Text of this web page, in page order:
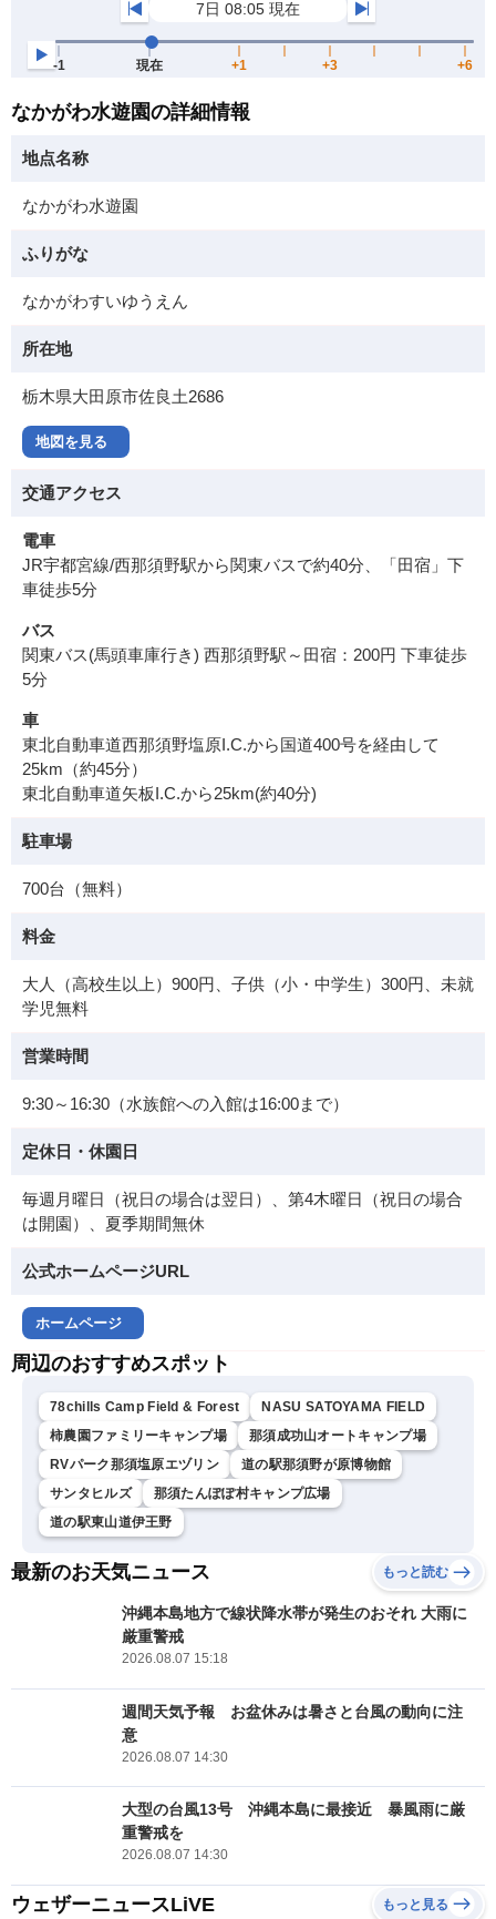
なかがわ水遊園の詳細情報
地点名称
なかがわ水遊園
ふりがな
なかがわすいゆうえん
所在地
栃木県大田原市佐良土2686
地図を見る
交通アクセス
電車
JR宇都宮線/西那須野駅から関東バスで約40分、「田宿」下
車徒歩5分
バス
関東バス(馬頭車庫行き) 西那須野駅～田宿：200円 下車徒歩
5分
車
東北自動車道西那須野塩原I.C.から国道400号を経由して
25km（約45分）
東北自動車道矢板I.C.から25km(約40分)
駐車場
700台（無料）
料金
大人（高校生以上）900円、子供（小・中学生）300円、未就
学児無料
営業時間
9:30～16:30（水族館への入館は16:00まで）
定休日・休園日
毎週月曜日（祝日の場合は翌日）、第4木曜日（祝日の場合
は開園）、夏季期間無休
公式ホームページURL
ホームページ
周辺のおすすめスポット
78chills Camp Field & Forest
NASU SATOYAMA FIELD
柿農園ファミリーキャンプ場
那須成功山オートキャンプ場
RVパーク那須塩原エヅリン
道の駅那須野が原博物館
サンタヒルズ
那須たんぽぽ村キャンプ広場
道の駅東山道伊王野
最新のお天気ニュース もっと読む
沖縄本島地方で線状降水帯が発生のおそれ 大雨に
厳重警戒
2026.08.07 15:18
週間天気予報 お盆休みは暑さと台風の動向に注
意
2026.08.07 14:30
大型の台風13号 沖縄本島に最接近 暴風雨に厳
重警戒を
2026.08.07 14:30
ウェザーニュースLiVE もっと見る